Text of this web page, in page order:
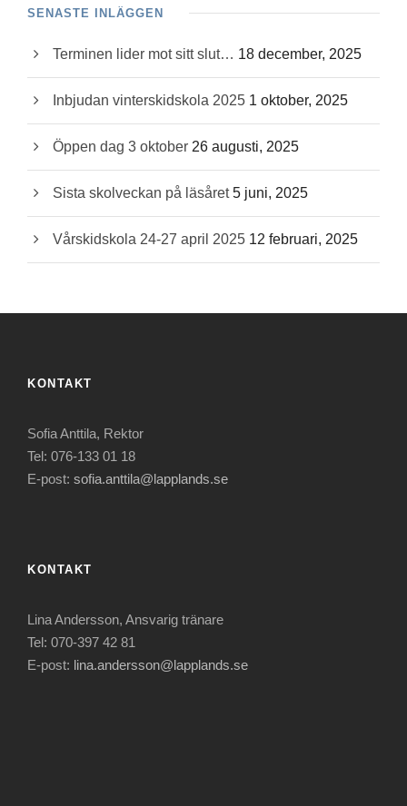
SENASTE INLÄGGEN
Terminen lider mot sitt slut… 18 december, 2025
Inbjudan vinterskidskola 2025 1 oktober, 2025
Öppen dag 3 oktober 26 augusti, 2025
Sista skolveckan på läsåret 5 juni, 2025
Vårskidskola 24-27 april 2025 12 februari, 2025
KONTAKT
Sofia Anttila, Rektor
Tel: 076-133 01 18
E-post: sofia.anttila@lapplands.se
KONTAKT
Lina Andersson, Ansvarig tränare
Tel: 070-397 42 81
E-post: lina.andersson@lapplands.se